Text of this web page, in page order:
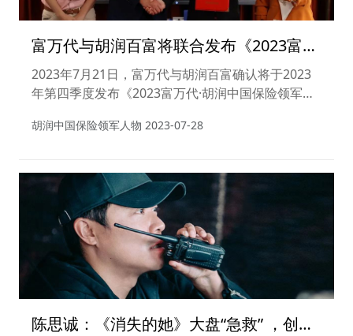
富万代与胡润百富将联合发布《2023富万
代·胡润中国保险领军人物》榜单，报名通
道已开启！
2023年7月21日，富万代与胡润百富确认将于2023
年第四季度发布《2023富万代·胡润中国保险领军人
人物》颁奖典礼活动，由胡润先生为上榜的中国保险
胡润中国保险领军人物 2023-07-28
陈思诚：《消失的她》大盘“急救” ，创佳